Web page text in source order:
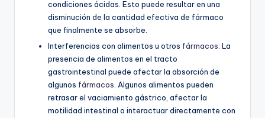
condiciones ácidas. Esto puede resultar en una
disminución de la cantidad efectiva de fármaco
que finalmente se absorbe.
Interferencias con alimentos u otros fármacos: La
presencia de alimentos en el tracto
gastrointestinal puede afectar la absorción de
algunos fármacos . Algunos alimentos pueden
retrasar el vaciamiento gástrico, afectar la
motilidad intestinal o interactuar directamente con